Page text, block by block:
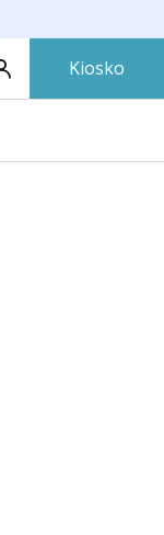
Kiosko